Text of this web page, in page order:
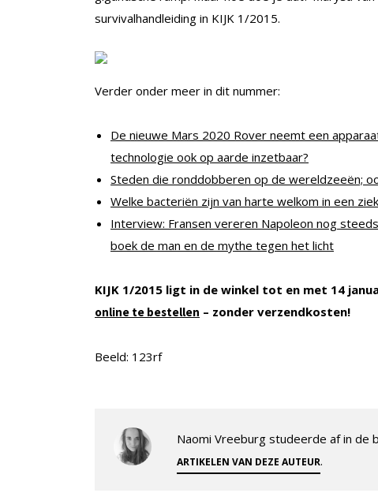
survivalhandleiding in KIJK 1/2015.
Verder onder meer in dit nummer:
De nieuwe Mars 2020 Rover neemt een
technologie ook op aarde inzetbaar?
Steden die ronddobberen op de wereldzeeën;
Welke bacteriën zijn van harte welkom in een
Interview: Fransen vereren Napoleon nog
boek de man en de mythe tegen het licht
KIJK 1/2015 ligt in de winkel tot en met 14
online te bestellen – zonder verzendkosten!
Beeld: 123rf
Naomi Vreeburg studeerde af in de
ARTIKELEN VAN DEZE AUTEUR.